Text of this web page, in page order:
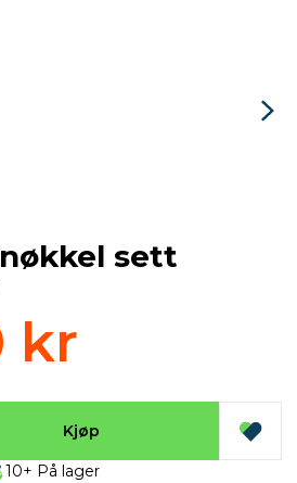
sett
kr
Kjøp
10+ På lager